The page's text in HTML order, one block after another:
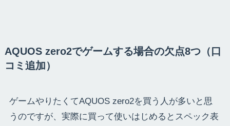
AQUOS zero2でゲームする場合の欠点8つ（口
コミ追加）
ゲームやりたくてAQUOS zero2を買う人が多いと思
うのですが、実際に買って使いはじめるとスペック表